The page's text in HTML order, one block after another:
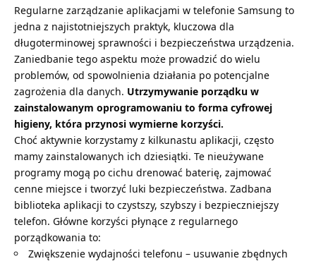
Regularne zarządzanie aplikacjami w telefonie Samsung to
jedna z najistotniejszych praktyk, kluczowa dla
długoterminowej sprawności i bezpieczeństwa urządzenia.
Zaniedbanie tego aspektu może prowadzić do wielu
problemów, od spowolnienia działania po potencjalne
zagrożenia dla danych. Utrzymywanie porządku w
zainstalowanym oprogramowaniu to forma cyfrowej
higieny, która przynosi wymierne korzyści.
Choć aktywnie korzystamy z kilkunastu aplikacji, często
mamy zainstalowanych ich dziesiątki. Te nieużywane
programy mogą po cichu drenować baterię, zajmować
cenne miejsce i tworzyć luki bezpieczeństwa. Zadbana
biblioteka aplikacji to czystszy, szybszy i bezpieczniejszy
telefon. Główne korzyści płynące z regularnego
porządkowania to:
Zwiększenie wydajności telefonu – usuwanie zbędnych